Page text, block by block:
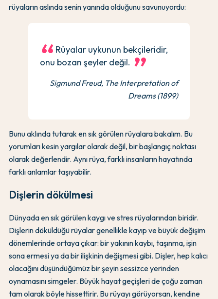
rüyaların aslında senin yanında olduğunu savunuyordu:
Rüyalar uykunun bekçileridir,
onu bozan şeyler değil.
Sigmund Freud, The Interpretation of
Dreams (1899)
Bunu aklında tutarak en sık görülen rüyalara bakalım. Bu
yorumları kesin yargılar olarak değil, bir başlangıç noktası
olarak değerlendir. Aynı rüya, farklı insanların hayatında
farklı anlamlar taşıyabilir.
Dişlerin dökülmesi
Dünyada en sık görülen kaygı ve stres rüyalarından biridir.
Dişlerin döküldüğü rüyalar genellikle kayıp ve büyük değişim
dönemlerinde ortaya çıkar: bir yakının kaybı, taşınma, işin
sona ermesi ya da bir ilişkinin değişmesi gibi. Dişler, hep kalıcı
olacağını düşündüğümüz bir şeyin sessizce yerinden
oynamasını simgeler. Büyük hayat geçişleri de çoğu zaman
tam olarak böyle hissettirir. Bu rüyayı görüyorsan, kendine